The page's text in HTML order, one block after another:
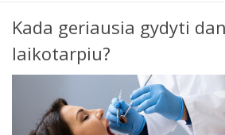
Kada geriausia gydyti
laikotarpiu?